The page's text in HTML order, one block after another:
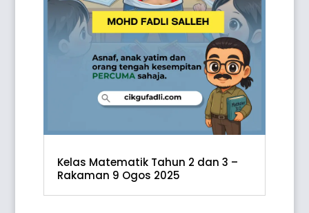
Kelas Matematik Tahun 2 dan 3 –
Rakaman 9 Ogos 2025